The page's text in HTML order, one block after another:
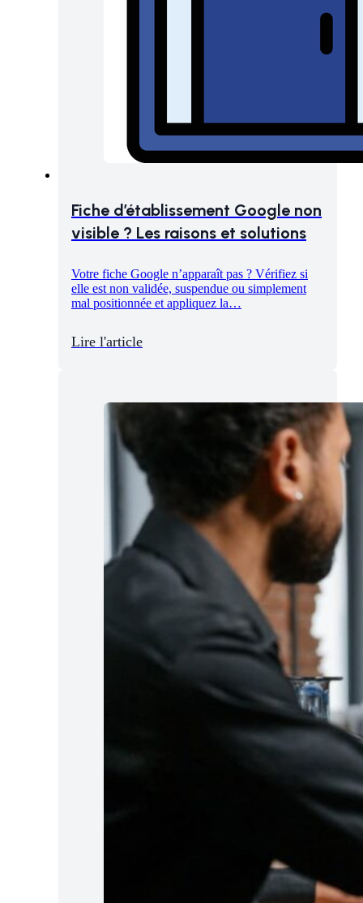
Fiche d’établissement Google non
visible ? Les raisons et solutions
Votre fiche Google n’apparaît pas ? Vérifiez si
elle est non validée, suspendue ou simplement
mal positionnée et appliquez la…
Lire l'article